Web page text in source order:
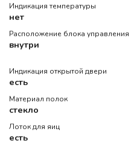
Индикация температуры
нет
Расположение блока управления
внутри
Индикация открытой двери
есть
Материал полок
стекло
Лоток для яиц
есть